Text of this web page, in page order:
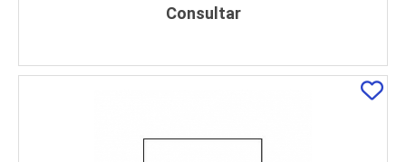
Consultar